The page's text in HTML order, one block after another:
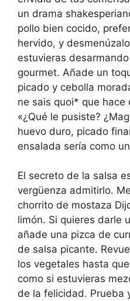
un drama
pollo bien cocido,
hervido, y
estuvieras
gourmet. Añade un
picado y cebolla
ne sais quoi* que hace
«¿Qué le pusiste?
huevo duro, picado
ensalada sería como
El secreto de la salsa
vergüenza admitirlo.
chorrito de mostaza
limón. Si quieres darle
añade una pizca de
de salsa picante.
los vegetales hasta
como si estuvieras
de la felicidad. Prueba